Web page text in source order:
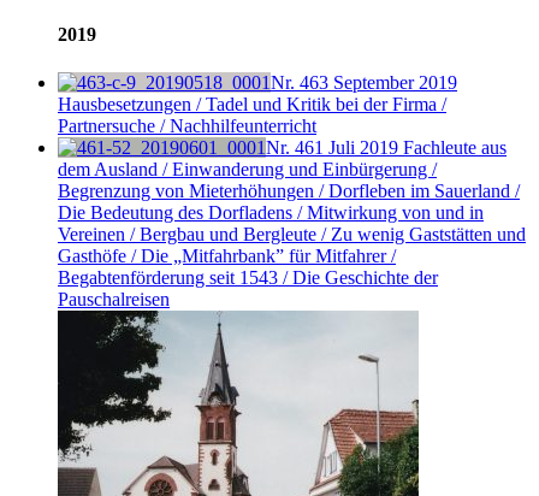
2019
Nr. 463 September 2019
Hausbesetzungen / Tadel und Kritik bei der Firma /
Partnersuche / Nachhilfeunterricht
Nr. 461 Juli 2019 Fachleute aus
dem Ausland / Einwanderung und Einbürgerung /
Begrenzung von Mieterhöhungen / Dorfleben im Sauerland /
Die Bedeutung des Dorfladens / Mitwirkung von und in
Vereinen / Bergbau und Bergleute / Zu wenig Gaststätten und
Gasthöfe / Die „Mitfahrbank” für Mitfahrer /
Begabtenförderung seit 1543 / Die Geschichte der
Pauschalreisen